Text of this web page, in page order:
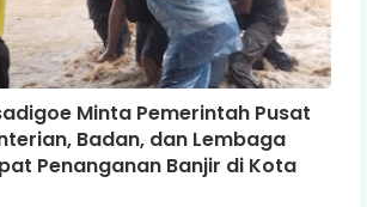
Minta Pemerintah Pusat
Badan, dan Lembaga
Penanganan Banjir di Kota